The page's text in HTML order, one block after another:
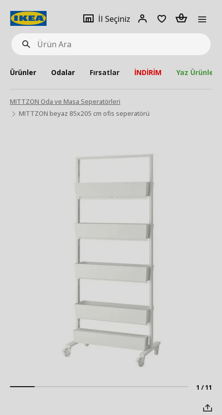
Ürün
Ara
İl Seçiniz
Giriş
Adet
Ürünler Odalar Fırsatlar İNDİRİM Yaz Ürünleri
MITTZON Oda ve Masa Seperatörleri
MITTZON beyaz 85x205 cm ofis seperatörü
1 / 11